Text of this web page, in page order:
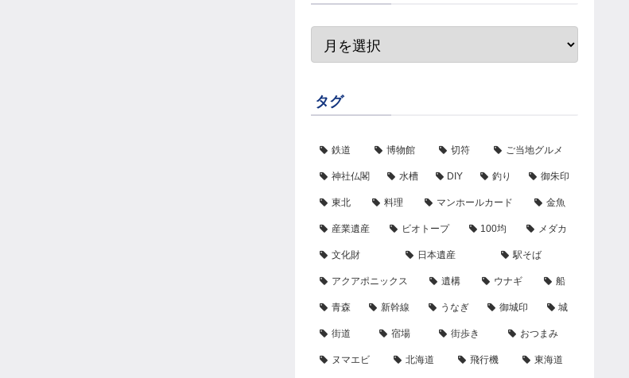
タグ
鉄道 博物館 切符 ご当地グルメ
神社仏閣 水槽 DIY 釣り 御朱印
東北 料理 マンホールカード 金魚
産業遺産 ビオトープ 100均 メダカ
文化財 日本遺産 駅そば
アクアポニックス 遺構 ウナギ 船
青森 新幹線 うなぎ 御城印 城
街道 宿場 街歩き おつまみ
ヌマエビ 北海道 飛行機 東海道